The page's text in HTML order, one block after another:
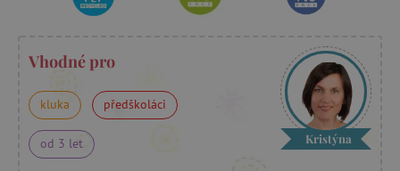
Vhodné pro
kluka předškoláci
od 3 let Kristýna